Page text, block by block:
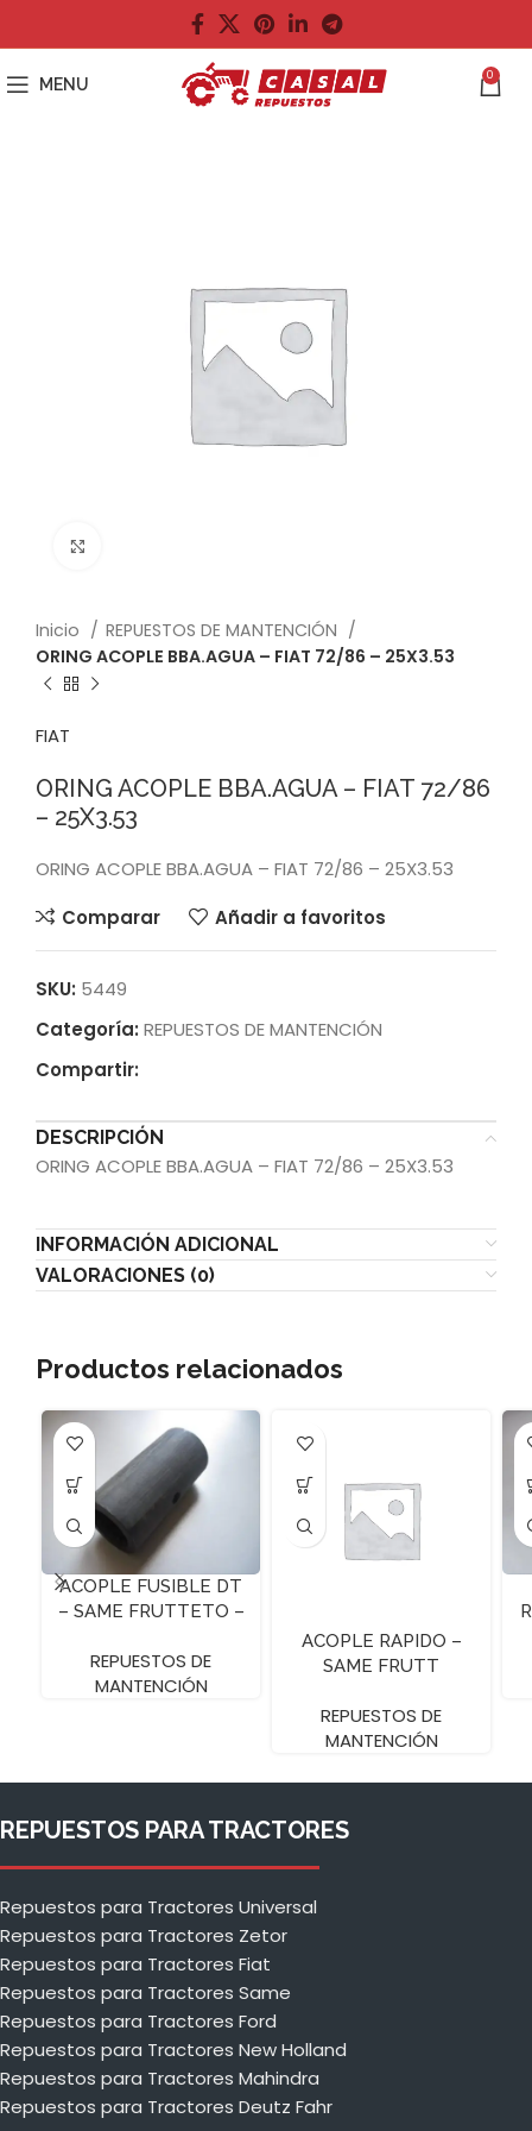
MENU 0
Inicio
REPUESTOS DE MANTENCIÓN
ORING ACOPLE BBA.AGUA – FIAT 72/86 – 25X3.53
FIAT
ORING ACOPLE BBA.AGUA – FIAT 72/86
– 25X3.53
ORING ACOPLE BBA.AGUA – FIAT 72/86 – 25X3.53
Comparar
Añadir a favoritos
SKU: 5449
Categoría: REPUESTOS DE MANTENCIÓN
Compartir:
DESCRIPCIÓN
ORING ACOPLE BBA.AGUA – FIAT 72/86 – 25X3.53
INFORMACIÓN ADICIONAL
VALORACIONES (0)
Productos relacionados
ACOPLE FUSIBLE DT
– SAME FRUTTETO –
REPUESTOS DE
MANTENCIÓN
ACOPLE RAPIDO –
SAME FRUTT
REPUESTOS DE
MANTENCIÓN
REPUESTOS PARA TRACTORES
Repuestos para Tractores Universal
Repuestos para Tractores Zetor
Repuestos para Tractores Fiat
Repuestos para Tractores Same
Repuestos para Tractores Ford
Repuestos para Tractores New Holland
Repuestos para Tractores Mahindra
Repuestos para Tractores Deutz Fahr